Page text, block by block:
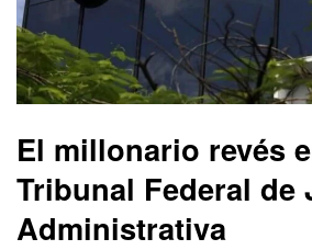
El millonario revés
Tribunal Federal de
Administrativa